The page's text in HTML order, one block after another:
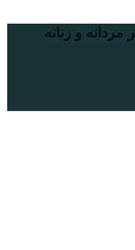
و زنانه